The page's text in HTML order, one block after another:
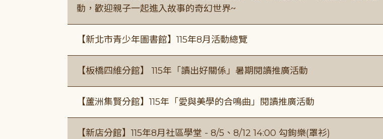
動，歡迎親子一起進入故事的奇幻世界~
【新北市青少年圖書館】115年8月活動總覽
【板橋四維分館】 115年「讀出好關係」暑期閱讀推廣活動
【蘆洲集賢分館】115年「愛與美學的合鳴曲」閱讀推廣活動
【新店分館】115年8月社區學堂 - 8/5、8/12 14:00 勾鉤樂(罩衫)